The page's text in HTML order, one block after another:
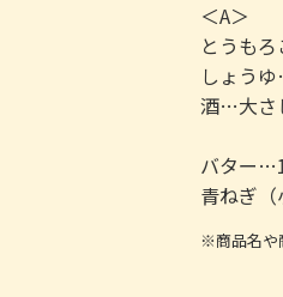
＜A＞
とうも
しょう
酒…大さ
バター
青ねぎ
※商品名や